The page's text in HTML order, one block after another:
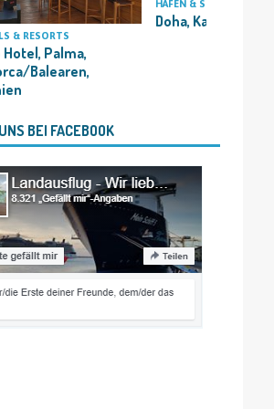
& RESORTS
Palma,
Balearen,
HÄFEN & STÄDTE
Doha, Katar
BEI FACEBOOK